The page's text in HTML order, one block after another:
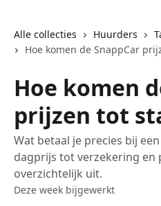
Alle collecties Huurders
Hoe komen de SnappCar
Hoe komen
prijzen tot
Wat betaal je precies bij
dagprijs tot verzekering en
overzichtelijk uit.
Deze week bijgewerkt